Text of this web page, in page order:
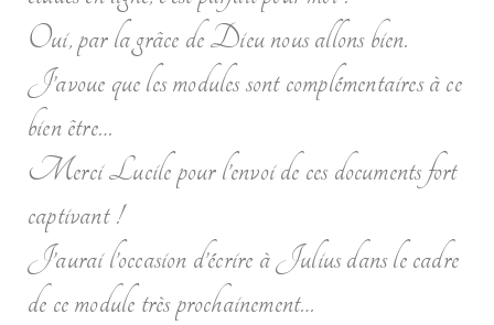
Oui, par la grâce de Dieu nous allons bien.
J’avoue que les modules sont complémentaires à ce
bien être…
Merci Lucile pour l’envoi de ces documents fort
captivant !
J’aurai l’occasion d’écrire à Julius dans le cadre
de ce module très prochainement…